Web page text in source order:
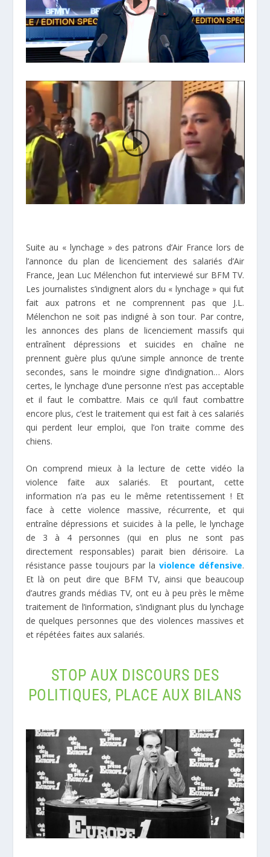
Suite au « lynchage » des patrons d’Air France lors de
l’annonce du plan de licenciement des salariés d’Air
France, Jean Luc Mélenchon fut interviewé sur BFM TV.
Les journalistes s’indignent alors du « lynchage » qui fut
fait aux patrons et ne comprennent pas que J.L.
Mélenchon ne soit pas indigné à son tour. Par contre,
les annonces des plans de licenciement massifs qui
entraînent dépressions et suicides en chaîne ne
prennent guère plus qu’une simple annonce de trente
secondes, sans le moindre signe d’indignation… Alors
certes, le lynchage d’une personne n’est pas acceptable
et il faut le combattre. Mais ce qu’il faut combattre
encore plus, c’est le traitement qui est fait à ces salariés
qui perdent leur emploi, que l’on traite comme des
chiens.
On comprend mieux à la lecture de cette vidéo la
violence faite aux salariés. Et pourtant, cette
information n’a pas eu le même retentissement ! Et
face à cette violence massive, récurrente, et qui
entraîne dépressions et suicides à la pelle, le lynchage
de 3 à 4 personnes (qui en plus ne sont pas
directement responsables) parait bien dérisoire. La
résistance passe toujours par laviolence défensive.
Et là on peut dire que BFM TV, ainsi que beaucoup
d’autres grands médias TV, ont eu à peu près le même
traitement de l’information, s’indignant plus du lynchage
de quelques personnes que des violences massives et
et répétées faites aux salariés.
STOP AUX DISCOURS DES
POLITIQUES, PLACE AUX BILANS